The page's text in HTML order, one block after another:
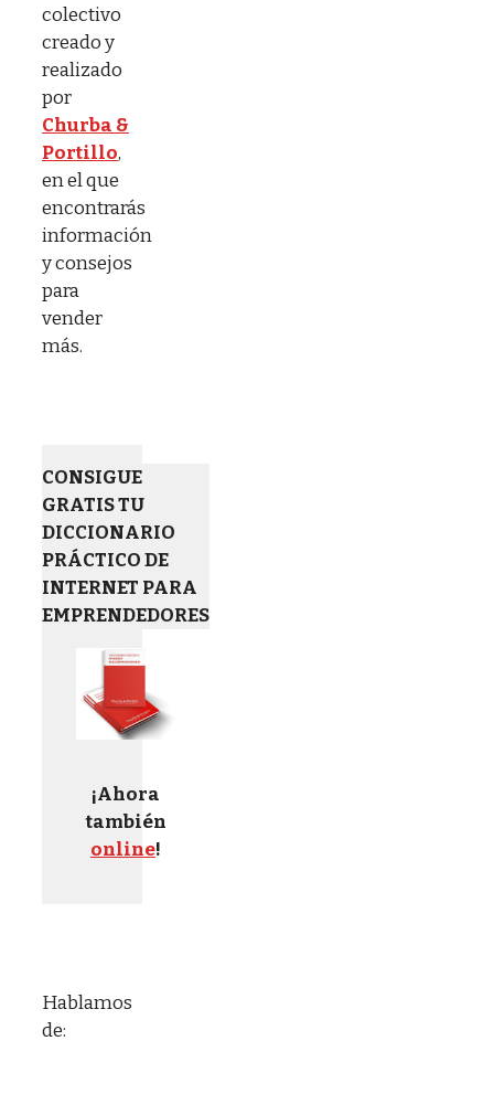
colectivo
creado y
realizado
por
Churba &
Portillo,
en el que
encontrarás
información
y consejos
para
vender
más.
CONSIGUE
GRATIS TU
DICCIONARIO
PRÁCTICO DE
INTERNET PARA
EMPRENDEDORES
¡Ahora
también
online!
Hablamos
de: